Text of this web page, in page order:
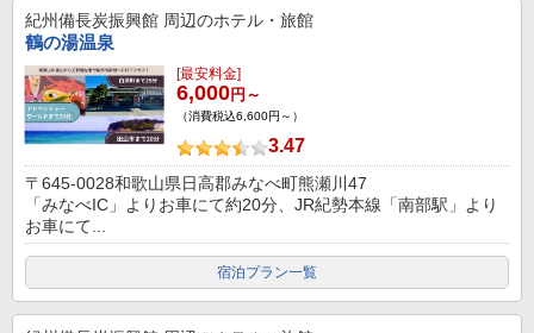
紀州備長炭振興館 周辺のホテル・旅館
鶴の湯温泉
[最安料金]
6,000円～
（消費税込6,600円～）
3.47
〒645-0028和歌山県日高郡みなべ町熊瀬川47
「みなべIC」よりお車にて約20分、JR紀勢本線「南部駅」より
お車にて...
宿泊プラン一覧